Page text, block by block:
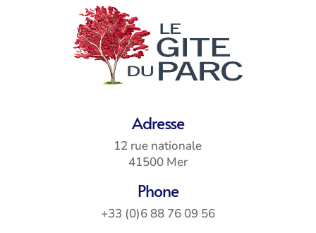
Adresse
12 rue nationale
41500 Mer
Phone
+33 (0)6 88 76 09 56